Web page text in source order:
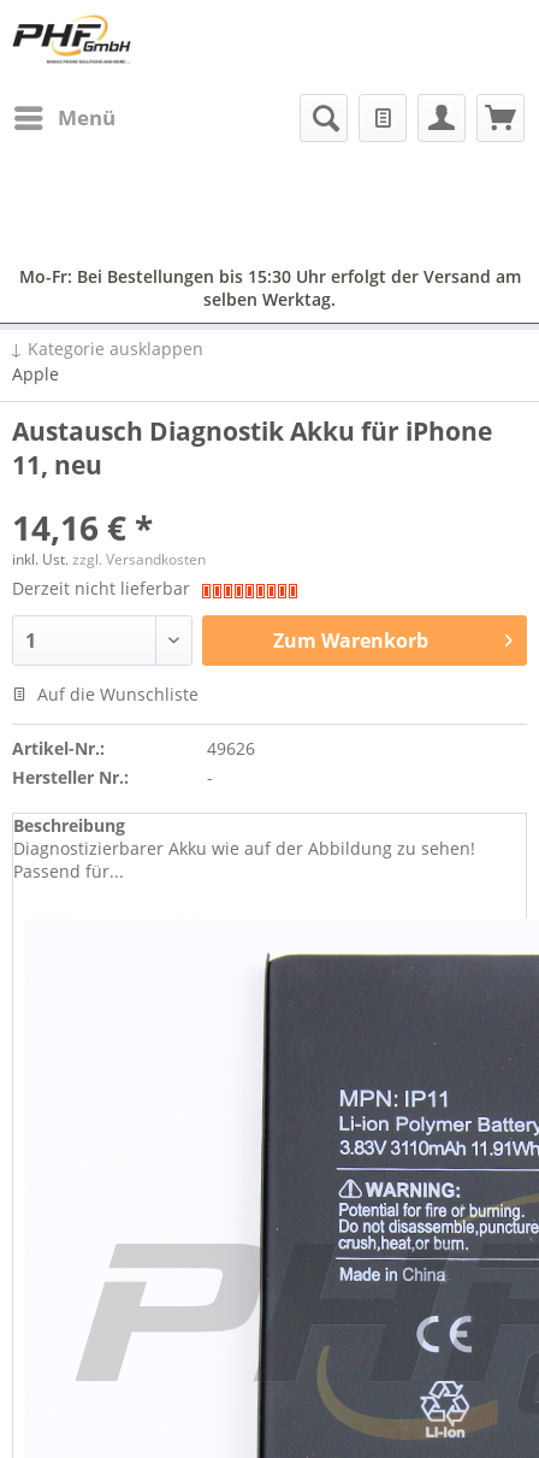
Menü
Mo-Fr: Bei Bestellungen bis 15:30 Uhr erfolgt der Versand am
selben Werktag.
↓ Kategorie ausklappen
Apple
Austausch Diagnostik Akku für iPhone
11, neu
14,16 € *
inkl. Ust.zzgl. Versandkosten
Derzeit nicht lieferbar
Zum Warenkorb
Auf die Wunschliste
Artikel-Nr.:
49626
Hersteller Nr.:
-
Beschreibung
Diagnostizierbarer Akku wie auf der Abbildung zu sehen!
Passend für...